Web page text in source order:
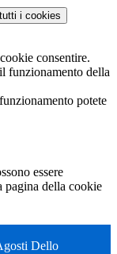
i cookies
consentire.
funzionamento della
potete
essere
pagina della cookie
Dello